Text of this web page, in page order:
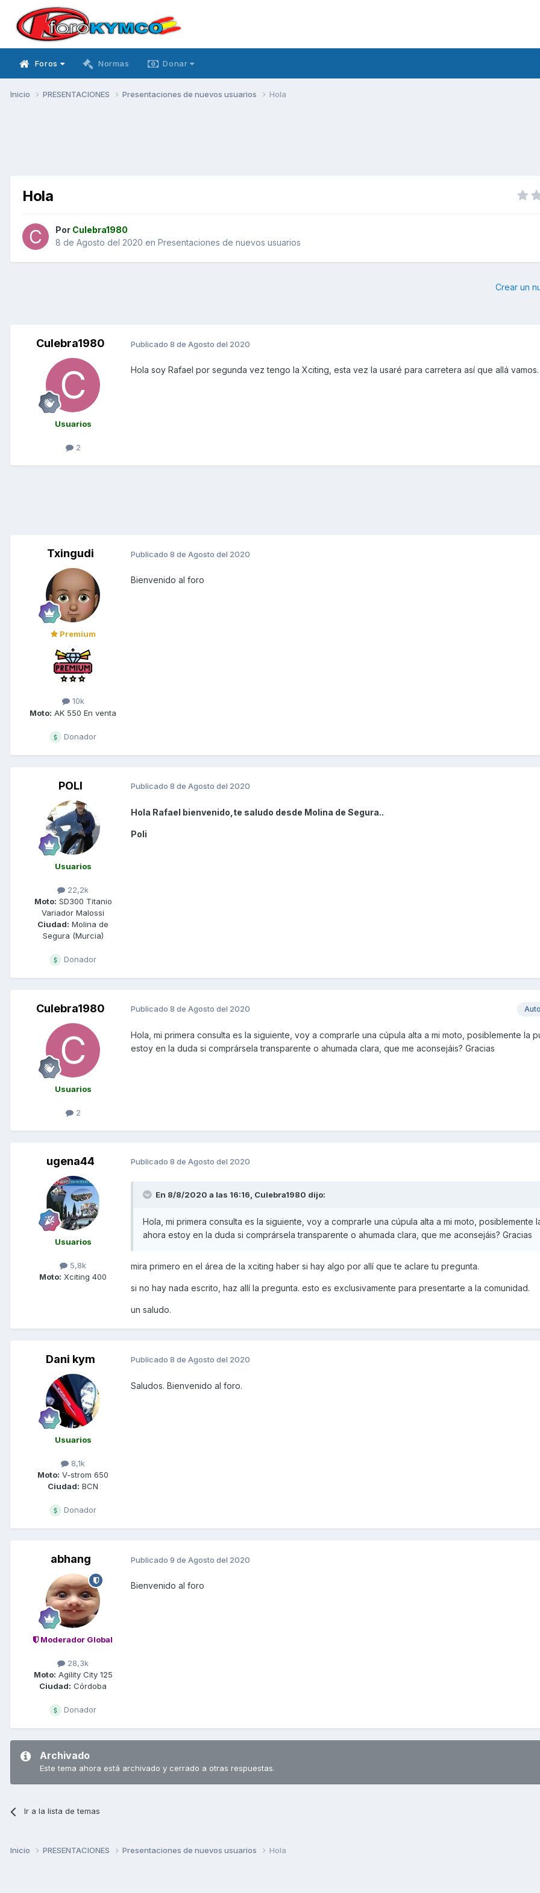
Foros Normas Donar
Inicio PRESENTACIONES Presentaciones de nuevos usuarios Hola
Hola
Por Culebra1980
8 de Agosto del 2020 en Presentaciones de nuevos usuarios
Crear un
Culebra1980
Usuarios
2
Publicado 8 de Agosto del 2020
Hola soy Rafael por segunda vez tengo la Xciting, esta vez la usaré para carretera así que allá vamos.
Txingudi
Premium
10k
Moto: AK 550 En venta
Donador
Publicado 8 de Agosto del 2020
Bienvenido al foro
POLI
Usuarios
22,2k
Moto: SD300 Titanio
Variador Malossi
Ciudad: Molina de
Segura (Murcia)
Donador
Publicado 8 de Agosto del 2020
Hola Rafael bienvenido,te saludo desde Molina de Segura..
Poli
Culebra1980
Usuarios
2
Publicado 8 de Agosto del 2020
Hola, mi primera consulta es la siguiente, voy a comprarle una cúpula alta a mi moto, posiblemente la
estoy en la duda si comprársela transparente o ahumada clara, que me aconsejáis? Gracias
ugena44
Usuarios
5,8k
Moto: Xciting 400
Publicado 8 de Agosto del 2020
En 8/8/2020 a las 16:16, Culebra1980 dijo:
Hola, mi primera consulta es la siguiente, voy a comprarle una cúpula alta a mi moto, posiblemente
ahora estoy en la duda si comprársela transparente o ahumada clara, que me aconsejáis? Gracias
mira primero en el área de la xciting haber si hay algo por allí que te aclare tu pregunta.
si no hay nada escrito, haz allí la pregunta. esto es exclusivamente para presentarte a la comunidad.
un saludo.
Dani kym
Usuarios
8,1k
Moto: V-strom 650
Ciudad: BCN
Donador
Publicado 8 de Agosto del 2020
Saludos. Bienvenido al foro.
abhang
Moderador Global
28,3k
Moto: Agility City 125
Ciudad: Córdoba
Donador
Publicado 9 de Agosto del 2020
Bienvenido al foro
Archivado
Este tema ahora está archivado y cerrado a otras respuestas.
Ir a la lista de temas
Inicio PRESENTACIONES Presentaciones de nuevos usuarios Hola